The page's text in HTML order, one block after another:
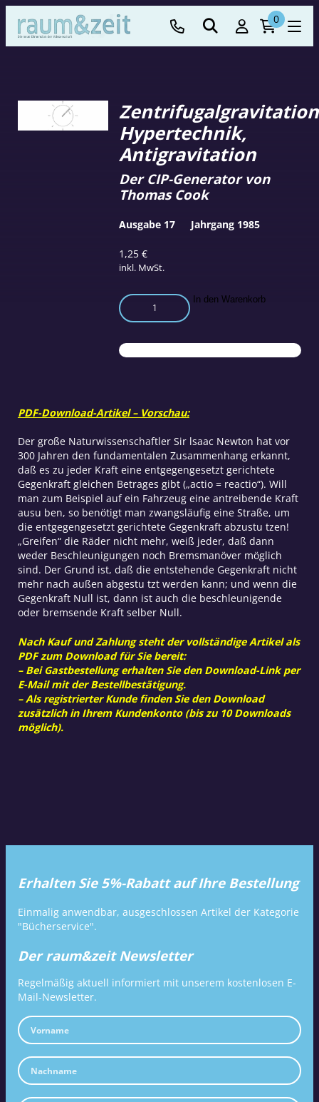
0
Hypertechnik,
Antigravitation
1,25€
inkl. MwSt.
Der CIP-Generator von
Thomas Cook
Zentrifugalgravitation,
Hypertechnik,
Menge
In den Warenkorb
Ausgabe 17 Jahrgang 1985
PDF-Download-Artikel – Vorschau:
Der große Naturwissenschaftler Sir lsaac Newton hat vor
300 Jahren den fundamentalen Zusammenhang erkannt,
daß es zu jeder Kraft eine entgegengesetzt gerichtete
Gegenkraft gleichen Betrages gibt („actio = reactio“). Will
man zum Beispiel auf ein Fahrzeug eine antreibende Kraft
ausu ben, so benötigt man zwangsläufig eine Straße, um
die entgegengesetzt gerichtete Gegenkraft abzustu tzen!
„Greifen“ die Räder nicht mehr, weiß jeder, daß dann
weder Beschleunigungen noch Bremsmanöver möglich
sind. Der Grund ist, daß die entstehende Gegenkraft nicht
mehr nach außen abgestu tzt werden kann; und wenn die
Gegenkraft Null ist, dann ist auch die beschleunigende
oder bremsende Kraft selber Null.
Nach Kauf und Zahlung steht der vollständige Artikel als
PDF zum Download für Sie bereit:
– Bei Gastbestellung erhalten Sie den Download-Link per
E-Mail mit der Bestellbestätigung.
– Als registrierter Kunde finden Sie den Download
zusätzlich in Ihrem Kundenkonto (bis zu 10 Downloads
möglich).
Erhalten Sie 5%-Rabatt auf Ihre Bestellung
Einmalig anwendbar, ausgeschlossen Artikel der Kategorie
"Bücherservice".
Der raum&zeit Newsletter
Regelmäßig aktuell informiert mit unserem kostenlosen E-
Mail-Newsletter.